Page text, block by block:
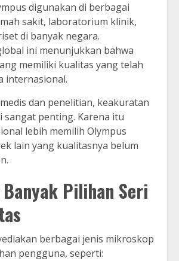
digunakan di berbagai
sakit, laboratorium klinik,
di banyak negara.
ini menunjukkan bahwa
memiliki kualitas yang telah
internasional.
dan penelitian, keakuratan
sangat penting. Karena itu
lebih memilih Olympus
lain yang kualitasnya belum
Pilihan Seri
berbagai jenis mikroskop
pengguna, seperti: